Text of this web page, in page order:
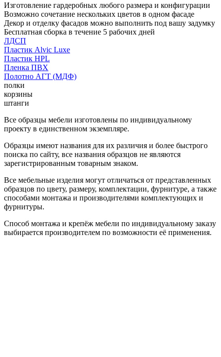
Изготовление гардеробных любого размера и конфигурации
Возможно сочетание нескольких цветов в одном фасаде
Декор и отделку фасадов можно выполнить под вашу задумку
Бесплатная сборка в течение 5 рабочих дней
ЛДСП
Пластик Alvic Luxe
Пластик HPL
Пленка ПВХ
Полотно АГТ (МДФ)
полки
корзины
штанги
Все образцы мебели изготовлены по индивидуальному
проекту в единственном экземпляре.
Образцы имеют названия для их различия и более быстрого
поиска по сайту, все названия образцов не являются
зарегистрированным товарным знаком.
Все мебельные изделия могут отличаться от представленных
образцов по цвету, размеру, комплектации, фурнитуре, а также
способами монтажа и производителями комплектующих и
фурнитуры.
Способ монтажа и крепёж мебели по индивидуальному заказу
выбирается производителем по возможности её применения.